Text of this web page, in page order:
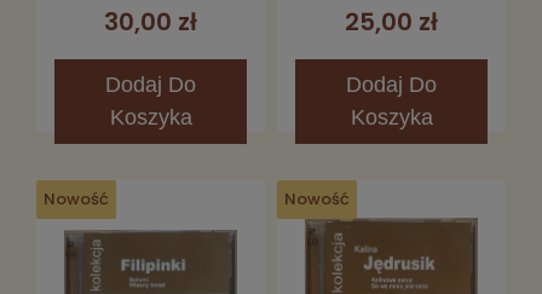
30,00 zł
Dodaj Do
Koszyka
25,00 zł
Dodaj Do
Koszyka
Nowość Nowość